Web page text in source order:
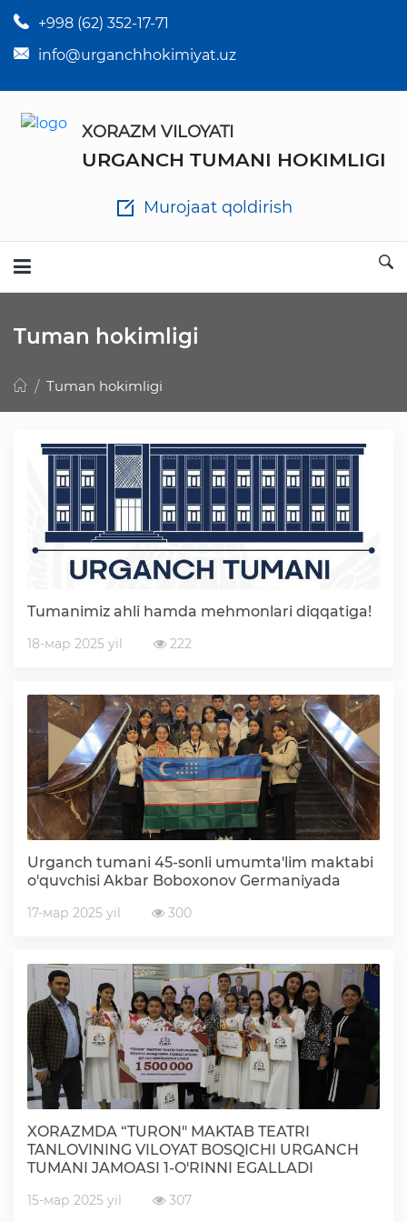
+998 (62) 352-17-71
info@urganchhokimiyat.uz
XORAZM VILOYATI
URGANCH TUMANI HOKIMLIGI
Murojaat qoldirish
Tuman hokim qarorlari
Tuman hokimi farmoyishlari
Tuman hokimligi ish yuritish yo'riqnomasi
Faoliyat
Media
Statistik va tahliliy axborotlar
Aholi bandligini ta'minlash
Rasmiy munosabat
Deputatlar faoliyati
Murojaat uchun
Korrupsiyaga qarshi kurashish bo'yicha idoraviy
hujjatlar
Korrupsiyaga qarshi kurashish bo'yicha amalga
oshirayotgan ishlar
Tuman hokimligi
Tuman hokimligi
Tumanimiz ahli hamda mehmonlari diqqatiga!
18-мар 2025 yil 222
Urganch tumani 45-sonli umumta'lim maktabi
o'quvchisi Akbar Boboxonov Germaniyada
17-мар 2025 yil 300
XORAZMDA “TURON" MAKTAB TEATRI
TANLOVINING VILOYAT BOSQICHI URGANCH
TUMANI JAMOASI 1-O'RINNI EGALLADI
15-мар 2025 yil 307